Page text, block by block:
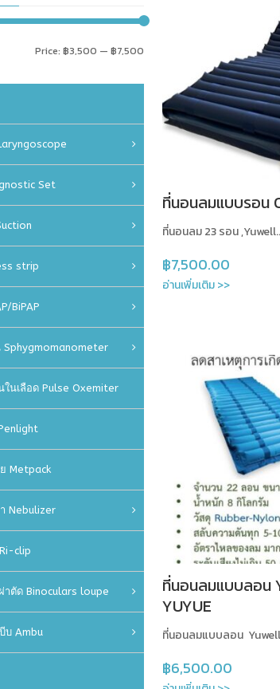
ที่นอนลมแบบรอน
ที่นอนลม 23 รอน
฿7,500.00
อ่านเพิ่มเติม >>
ที่นอนลมแบบลอน
YUYUE
ที่นอนลมแบบลอน
฿6,500.00
Min
Max
Price: ฿3,500 — ฿7,500
Set
strip
BiPAP
Sphygmomanometer
ในเลือด Pulse Oxemiter
Metpack
Nebulizer
clip
าตัด Binoculars loupe
บ Ambu